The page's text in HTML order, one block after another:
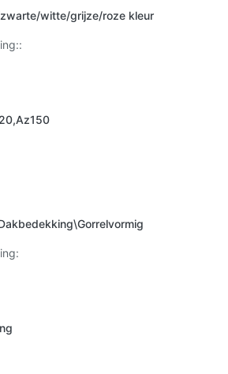
witte/grijze/roze kleur